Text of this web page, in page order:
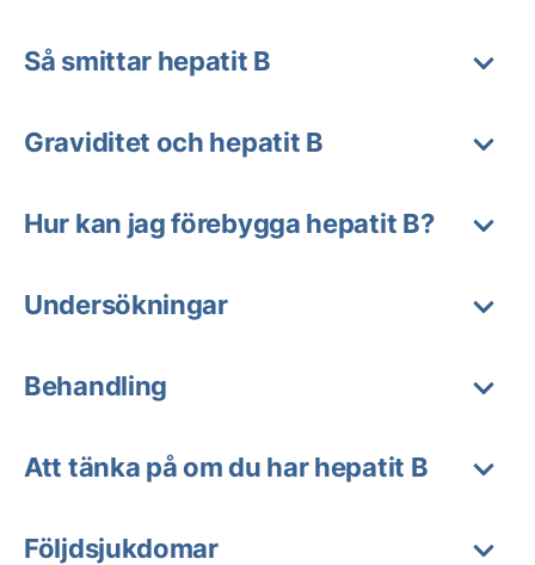
Så smittar hepatit B
Graviditet och hepatit B
Hur kan jag förebygga hepatit B?
Undersökningar
Behandling
Att tänka på om du har hepatit B
Följdsjukdomar